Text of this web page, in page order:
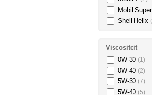
Mobil Super
Shell Helix
Viscositeit
0W-30 (1)
0W-40 (2)
5W-30 (7)
5W-40 (5)